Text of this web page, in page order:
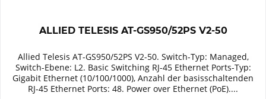
ALLIED TELESIS AT-GS950/52PS V2-50
Allied Telesis AT-GS950/52PS V2-50. Switch-Typ: Managed,
Switch-Ebene: L2. Basic Switching RJ-45 Ethernet Ports-Typ:
Gigabit Ethernet (10/100/1000), Anzahl der basisschaltenden
RJ-45 Ethernet Ports: 48. Power over Ethernet (PoE)....